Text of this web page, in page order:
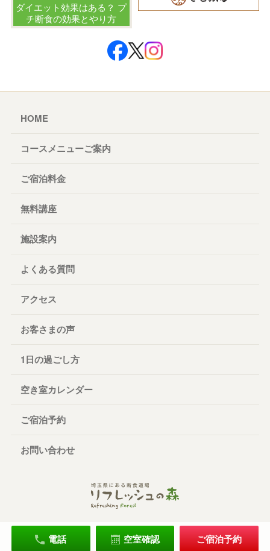
ダイエット効果はある？ プ
チ断食の効果とやり方
HOME
コースメニューご案内
ご宿泊料金
無料講座
施設案内
よくある質問
アクセス
お客さまの声
1日の過ごし方
空き室カレンダー
ご宿泊予約
お問い合わせ
電話 空室確認 ご宿泊予約